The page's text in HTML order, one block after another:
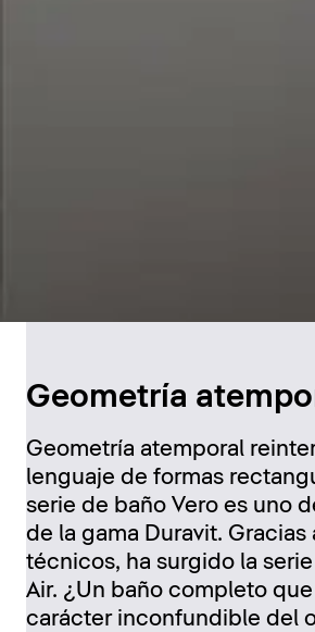
Geometría
Geometría atemporal
lenguaje de formas
serie de baño Vero es uno
de la gama Duravit. Gracias
técnicos, ha surgido la
Air. ¿Un baño completo
carácter inconfundible del